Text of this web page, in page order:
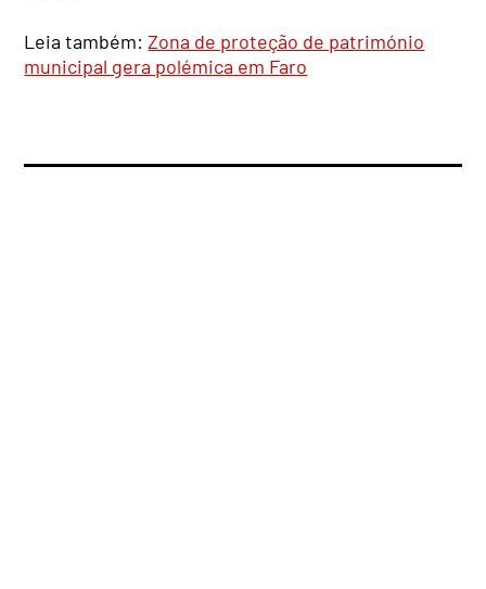
Leia também:Zona de proteção de património
municipal gera polémica em Faro